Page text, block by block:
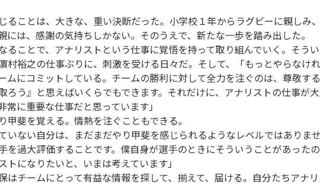
ことは、大きな、重い決断だった。小学校１年からラグビーに親しみ
は、感謝の気持ちしかない。そのうえで、新たな一歩を踏み出した。
ることで、アナリストという仕事に覚悟を持って取り組んでいく。そう
裕之の仕事ぶりに、刺激を受ける日々だ。そして、「もっとやらなけ
ムにコミットしている。チームの勝利に対して全力を注ぐのは、尊敬す
ろう』と思えばいくらでもできます。それだけに、アナリストの仕事が
に重要な仕事だと思っています」
斐を覚える。情熱を注ぐこともできる。
いない自分は、まだまだやり甲斐を感じられるようなレベルではありま
を過大評価することです。僕自身が選手のときにそういうことがあった
になりたいと、いまは考えています」
チームにとって有益な情報を探して、揃えて、届ける。自分たちアナ